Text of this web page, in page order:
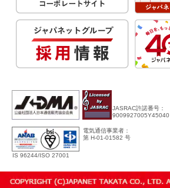
JASRAC許諾番号：
9009927005Y45040
IS 96244/ISO 27001
電気通信事業者：
第 H-01-01582 号